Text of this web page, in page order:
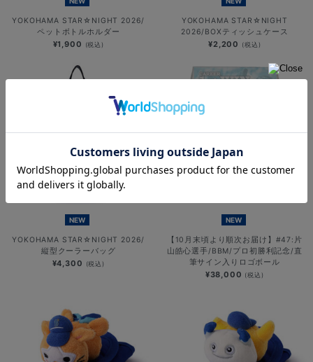
YOKOHAMA STAR☆NIGHT 2026/
ペットボトルホルダー
¥1,900 (税込)
YOKOHAMA STAR☆NIGHT
2026/BOXティッシュケース
¥2,200 (税込)
NEW
YOKOHAMA STAR☆NIGHT 2026/
縦型クーラーバッグ
¥4,300 (税込)
NEW
【10月末頃より順次お届け】#47:片
山皓心選手/BBM/プロ初勝利記念/直
筆サイン入りロゴボール
¥38,000 (税込)